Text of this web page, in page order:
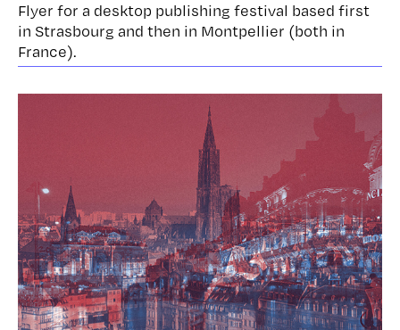
Flyer for a desktop publishing festival based first
in Strasbourg and then in Montpellier (both in
France).